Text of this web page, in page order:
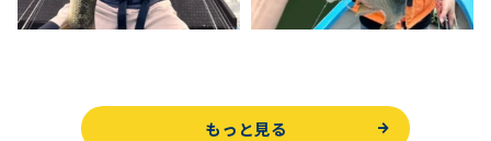
もっと見る